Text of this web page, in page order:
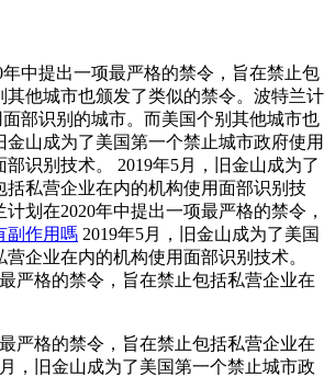
中提出一项最严格的禁令，旨在禁止包
他城市也颁发了类似的禁令。波特兰计
部识别的城市。而美国个别其他城市也
金山成为了美国第一个禁止城市政府使用
识别技术。 2019年5月，旧金山成为了
私营企业在内的机构使用面部识别技
划在2020年中提出一项最严格的禁令，
副作用嗎 2019年5月，旧金山成为了美国
企业在内的机构使用面部识别技术。
严格的禁令，旨在禁止包括私营企业在
严格的禁令，旨在禁止包括私营企业在
，旧金山成为了美国第一个禁止城市政